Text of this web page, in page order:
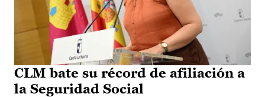
CLM bate su récord de afiliación a
la Seguridad Social